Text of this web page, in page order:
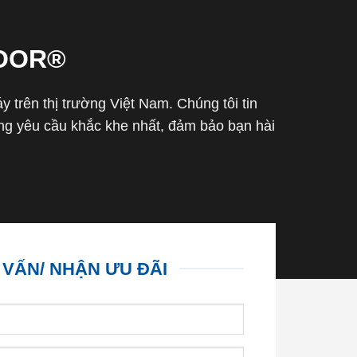
trên thị trường Việt Nam. Chúng tôi tin
yêu cầu khắc khe nhất, đảm bảo bạn hài
NHẬN ƯU ĐÃI